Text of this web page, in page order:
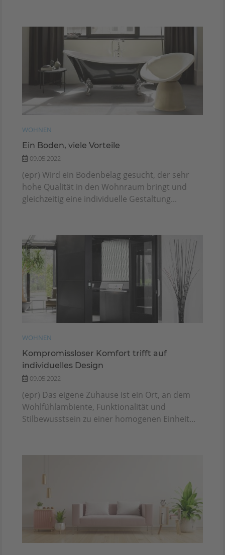
WOHNEN
Ein Boden, viele Vorteile
09.05.2022
(epr) Wird ein Bodenbelag gesucht, der sehr
hohe Qualität in den Wohnraum bringt und
gleichzeitig eine individuelle Gestaltung...
WOHNEN
Kompromissloser Komfort trifft auf
individuelles Design
09.05.2022
(epr) Das eigene Zuhause ist ein Ort, an dem
Wohlfühlambiente, Funktionalität und
Stilbewusstsein zu einer homogenen Einheit...